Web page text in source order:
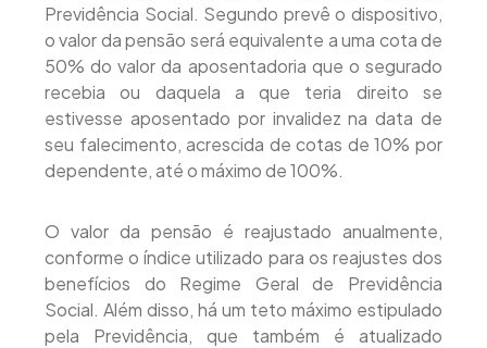
Previdência Social. Segundo prevê o dispositivo,
o valor da pensão será equivalente a uma cota de
50% do valor da aposentadoria que o segurado
recebia ou daquela a que teria direito se
estivesse aposentado por invalidez na data de
seu falecimento, acrescida de cotas de 10% por
dependente, até o máximo de 100%.
O valor da pensão é reajustado anualmente,
conforme o índice utilizado para os reajustes dos
benefícios do Regime Geral de Previdência
Social. Além disso, há um teto máximo estipulado
pela Previdência, que também é atualizado